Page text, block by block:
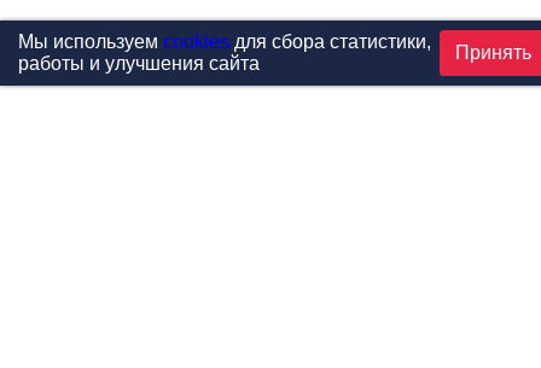
Мы используем cookiesдля сбора статистики,
работы и улучшения сайта
Принять